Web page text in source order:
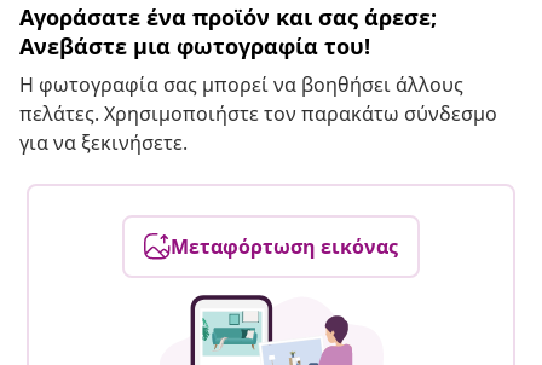
Αγοράσατε ένα προϊόν και σας άρεσε;
Ανεβάστε μια φωτογραφία του!
Η φωτογραφία σας μπορεί να βοηθήσει άλλους
πελάτες. Χρησιμοποιήστε τον παρακάτω σύνδεσμο
για να ξεκινήσετε.
Μεταφόρτωση εικόνας